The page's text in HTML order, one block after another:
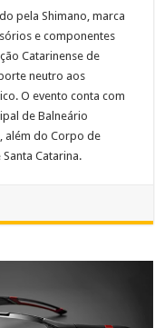
pela Shimano, marca
e componentes
Catarinense de
neutro aos
O evento conta com
de Balneário
além do Corpo de
Catarina.